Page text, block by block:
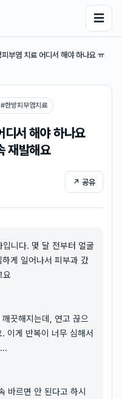
☰
부염 치료 어디서 해야 하나요 ㅠ
한방피부염치료
디서 해야 하나요
재발해요
↗ 공유
니다. 몇 달 전부터 얼굴
게 일어나서 피부과 갔
요
끗해지는데, 연고 끊으
이게 반복이 너무 심해서
바르면 안 된다고 하시